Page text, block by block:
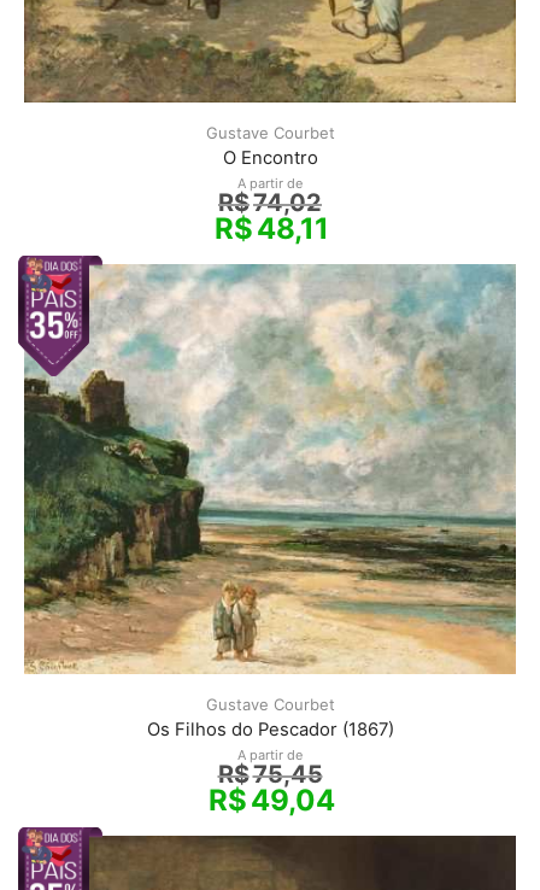
Gustave Courbet
O Encontro
A partir de
R$74,02
R$48,11
Gustave Courbet
Os Filhos do Pescador (1867)
A partir de
R$75,45
R$49,04